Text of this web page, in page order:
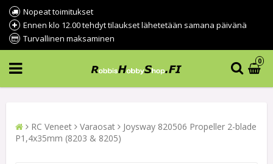
Nopeat toimitukset
Ennen klo 12.00 tehdyt tilaukset lähetetään samana päivänä
Turvallinen maksaminen
0
RC Veneet Varaosat
Joysway 820506 Propeller 2-blade
P1,4x35mm (8203 & 8205)